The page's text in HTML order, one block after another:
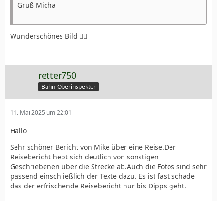
Gruß Micha
Wunderschönes Bild 👌🏼
retter750
Bahn-Oberinspektor
11. Mai 2025 um 22:01
Hallo
Sehr schöner Bericht von Mike über eine Reise.Der
Reisebericht hebt sich deutlich von sonstigen
Geschriebenen über die Strecke ab.Auch die Fotos sind sehr
passend einschließlich der Texte dazu. Es ist fast schade
das der erfrischende Reisebericht nur bis Dipps geht.